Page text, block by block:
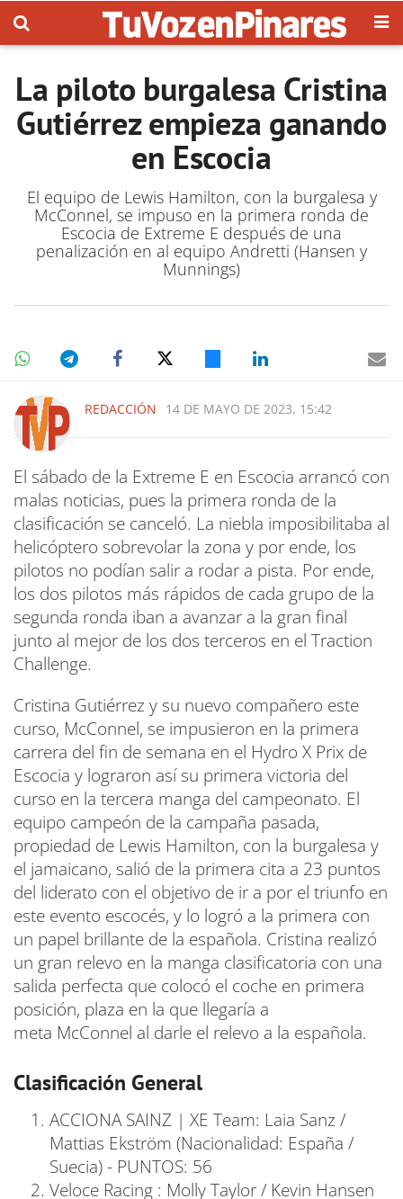
La piloto burgalesa Cristina
Gutiérrez empieza ganando
en Escocia
El equipo de Lewis Hamilton, con la burgalesa y
McConnel, se impuso en la primera ronda de
Escocia de Extreme E después de una
penalización en al equipo Andretti (Hansen y
Munnings)
REDACCIÓN 14 DE MAYO DE 2023, 15:42
El sábado de la Extreme E en Escocia arrancó con
malas noticias, pues la primera ronda de la
clasificación se canceló. La niebla imposibilitaba al
helicóptero sobrevolar la zona y por ende, los
pilotos no podían salir a rodar a pista. Por ende,
los dos pilotos más rápidos de cada grupo de la
segunda ronda iban a avanzar a la gran final
junto al mejor de los dos terceros en el Traction
Challenge.
Cristina Gutiérrez y su nuevo compañero este
curso, McConnel, se impusieron en la primera
carrera del fin de semana en el Hydro X Prix de
Escocia y lograron así su primera victoria del
curso en la tercera manga del campeonato. El
equipo campeón de la campaña pasada,
propiedad de Lewis Hamilton, con la burgalesa y
el jamaicano, salió de la primera cita a 23 puntos
del liderato con el objetivo de ir a por el triunfo en
este evento escocés, y lo logró a la primera con
un papel brillante de la española. Cristina realizó
un gran relevo en la manga clasificatoria con una
salida perfecta que colocó el coche en primera
posición, plaza en la que llegaría a
meta McConnel al darle el relevo a la española.
Clasificación General
ACCIONA SAINZ | XE Team: Laia Sanz /
Mattias Ekström (Nacionalidad: España /
Suecia) - PUNTOS: 56
Veloce Racing : Molly Taylor / Kevin Hansen